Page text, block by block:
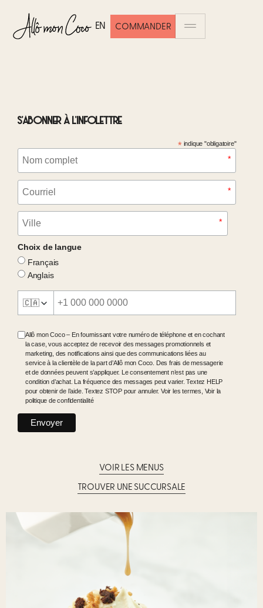
EN COMMANDER
S'ABONNER À L'INFOLETTRE
*indique "obligatoire"
Choix de langue
Français
Anglais
🇨🇦
Allô mon Coco – En fournissant votre numéro de téléphone et en cochant
la case, vous acceptez de recevoir des messages promotionnels et
marketing, des notifications ainsi que des communications liées au
service à la clientèle de la part d’Allô mon Coco. Des frais de messagerie
et de données peuvent s’appliquer. Le consentement n’est pas une
condition d’achat. La fréquence des messages peut varier. Textez HELP
pour obtenir de l’aide. Textez STOP pour annuler.Voir les termes Voir la
politique de confidentialité
VOIR LES MENUS
TROUVER UNE SUCCURSALE